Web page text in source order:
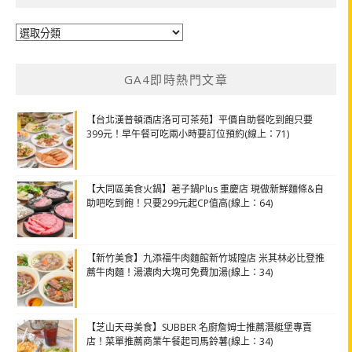
分
GA4即時熱門文章
【台北漢普頓酒店洛可可茶苑】平價自助餐吃到飽只要
399元！早午餐可吃兩小時要訂位預約(線上：71)
【大同區美食火鍋】荖子鍋Plus 重慶店 現做新鮮麵條&自
助吧吃到飽！只要299元起CP值高(線上：64)
【新竹美食】九添福牛肉麵館新竹城隍店 米其林必比登推
薦牛肉麵！湯濃肉大塊可免費加湯(線上：34)
【芝山天母美食】SUBBER 名廚詹姆士推薦潛艇堡專賣
店！菜單推薦商業午餐起司馬鈴薯(線上：34)